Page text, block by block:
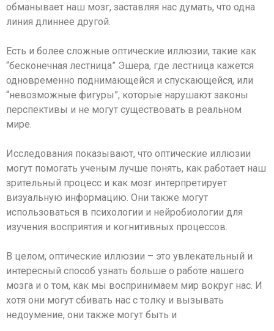
обманывает наш мозг, заставляя нас думать, что одна
линия длиннее другой.
Есть и более сложные оптические иллюзии, такие как
“бесконечная лестница” Эшера, где лестница кажется
одновременно поднимающейся и спускающейся, или
“невозможные фигуры”, которые нарушают законы
перспективы и не могут существовать в реальном
мире.
Исследования показывают, что оптические иллюзии
могут помогать ученым лучше понять, как работает наш
зрительный процесс и как мозг интерпретирует
визуальную информацию. Они также могут
использоваться в психологии и нейробиологии для
изучения восприятия и когнитивных процессов.
В целом, оптические иллюзии – это увлекательный и
интересный способ узнать больше о работе нашего
мозга и о том, как мы воспринимаем мир вокруг нас. И
хотя они могут сбивать нас с толку и вызывать
недоумение, они также могут быть и